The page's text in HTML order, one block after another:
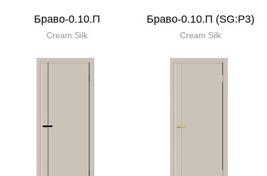
Браво-0.10.П
Cream Silk
Браво-0.10.П (SG:P3)
Cream Silk